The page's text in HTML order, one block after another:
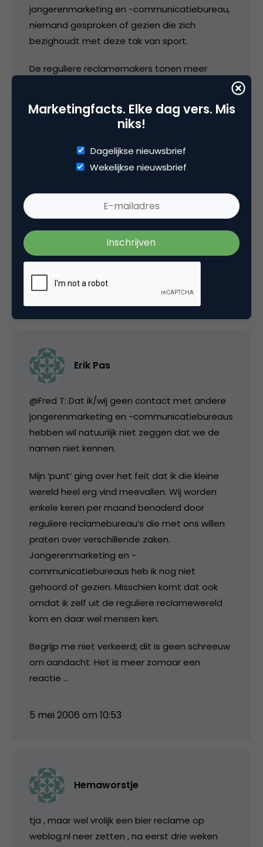
jongerenmarketing en -communicatiebureau,
niemand gesproken of gezien die zich
bezighoudt met deze tak van sport.
De reguliere reclamemakers tonen meer
5 mei 2006 om 09:31
Oof
Ben benieuwd of ze ook met een eigen geluid
komen.
5 mei 2006 om 09:32
Erik Pas
@Fred T: Dat ik/wij geen contact met andere
jongerenmarketing en -communicatiebureaus
hebben wil natuurlijk niet zeggen dat we de
namen niet kennen.
Mijn ‘punt’ ging over het feit dat ik die kleine
wereld heel erg vind meevallen. Wij worden
enkele keren per maand benaderd door
reguliere reclamebureau’s die met ons willen
praten over verschillende zaken.
Jongerenmarketing en -
communicatiebureaus heb ik nog niet
gehoord of gezien. Misschien komt dat ook
omdat ik zelf uit de reguliere reclamewereld
kom en daar wel mensen ken.
Begrijp me niet verkeerd; dit is geen schreeuw
om aandacht. Het is meer zomaar een
reactie …
5 mei 2006 om 10:53
Hemaworstje
tja , maar wel vrolijk een bier reclame op
weblog.nl neer zetten , na eerst drie weken
Marketingfacts. Elke dag vers. Mis
niks!
Dagelijkse nieuwsbrief
Wekelijkse nieuwsbrief